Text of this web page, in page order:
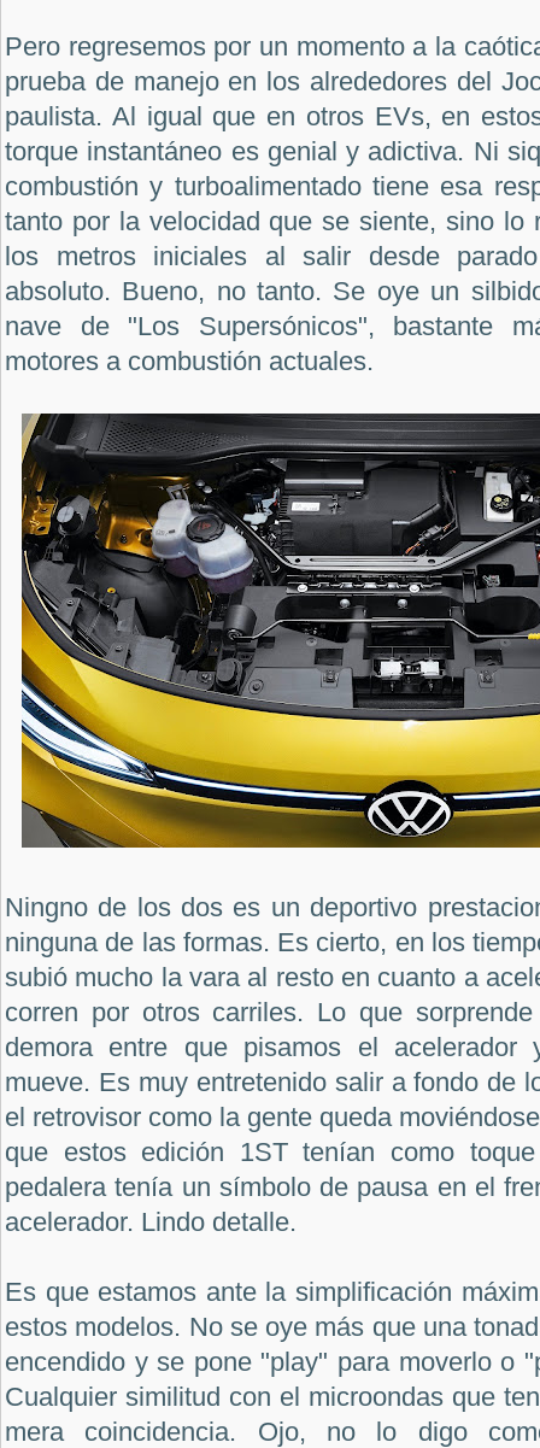
Pero regresemos por un momento a la
prueba de manejo en los alrededores del
paulista. Al igual que en otros EVs, en
torque instantáneo es genial y adictiva. Ni
combustión y turboalimentado tiene esa
tanto por la velocidad que se siente, sino lo
los metros iniciales al salir desde
absoluto. Bueno, no tanto. Se oye un
nave de "Los Supersónicos", bastante
motores a combustión actuales.
Ningno de los dos es un deportivo
ninguna de las formas. Es cierto, en los
subió mucho la vara al resto en cuanto a
corren por otros carriles. Lo que
demora entre que pisamos el
mueve. Es muy entretenido salir a fondo de
el retrovisor como la gente queda
que estos edición 1ST tenían como
pedalera tenía un símbolo de pausa en el
acelerador. Lindo detalle.
Es que estamos ante la simplificación
estos modelos. No se oye más que una
encendido y se pone "play" para moverlo o
Cualquier similitud con el microondas que
mera coincidencia. Ojo, no lo digo